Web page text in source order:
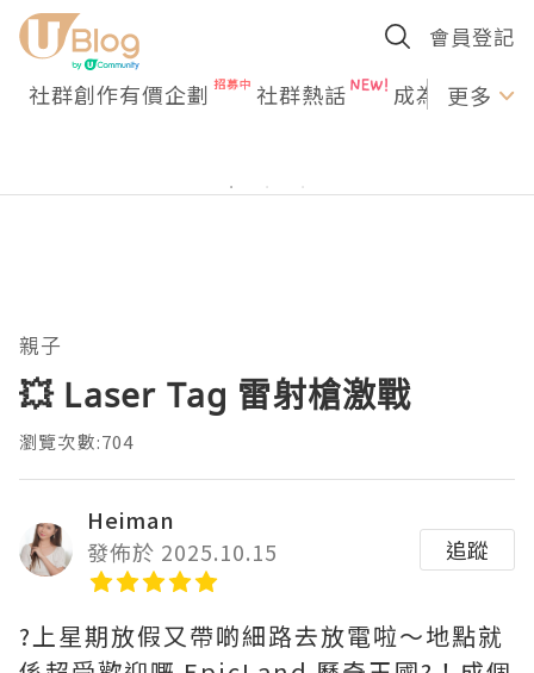
會員登記
社群創作有價企劃 社群熱話 成為U更多
親子
💥 Laser Tag 雷射槍激戰
瀏覽次數:704
Heiman
發佈於 2025.10.15
追蹤
?上星期放假又帶啲細路去放電啦～地點就